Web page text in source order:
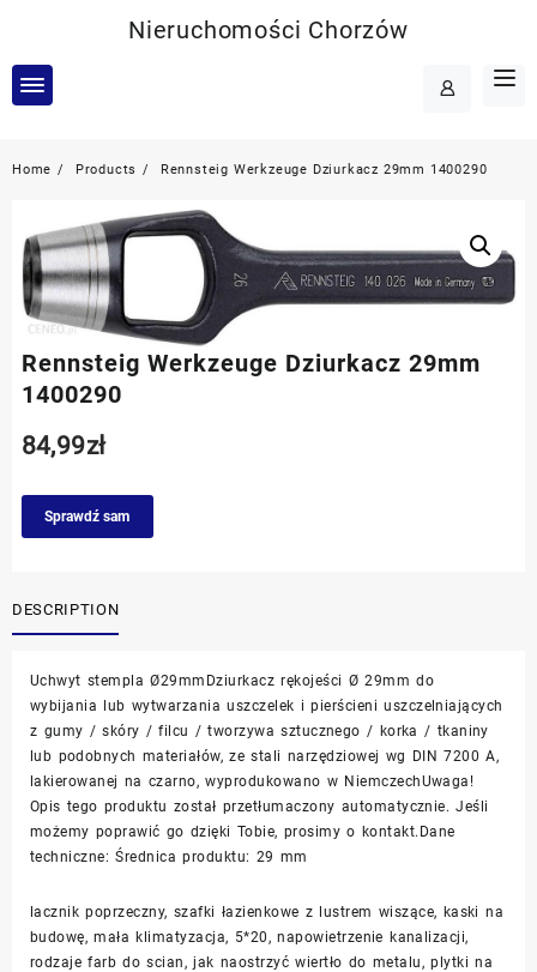
content
Nieruchomości Chorzów
Home Products Rennsteig Werkzeuge Dziurkacz 29mm 1400290
Rennsteig Werkzeuge Dziurkacz 29mm
1400290
84,99zł
Sprawdź sam
DESCRIPTION
Uchwyt stempla Ø29mmDziurkacz rękojeści Ø 29mm do
wybijania lub wytwarzania uszczelek i pierścieni uszczelniających
z gumy / skóry / filcu / tworzywa sztucznego / korka / tkaniny
lub podobnych materiałów, ze stali narzędziowej wg DIN 7200 A,
lakierowanej na czarno, wyprodukowano w NiemczechUwaga!
Opis tego produktu został przetłumaczony automatycznie. Jeśli
możemy poprawić go dzięki Tobie, prosimy o kontakt.Dane
techniczne: Średnica produktu: 29 mm
lacznik poprzeczny, szafki łazienkowe z lustrem wiszące, kaski na
budowę, mała klimatyzacja, 5*20, napowietrzenie kanalizacji,
rodzaje farb do scian, jak naostrzyć wiertło do metalu, plytki na